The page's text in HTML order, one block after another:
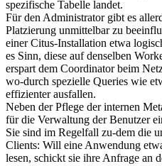
spezifische Tabelle landet.
Für den Administrator gibt es
Platzierung unmittelbar zu
einer Citus-Installation etwa
es Sinn, diese auf denselben
erspart dem Coordinator beim
wo-durch spezielle Queries wie
effizienter ausfallen.
Neben der Pflege der internen
für die Verwaltung der Benutzer
Sie sind im Regelfall zu-dem die
Clients: Will eine Anwendung
lesen, schickt sie ihre Anfrage an